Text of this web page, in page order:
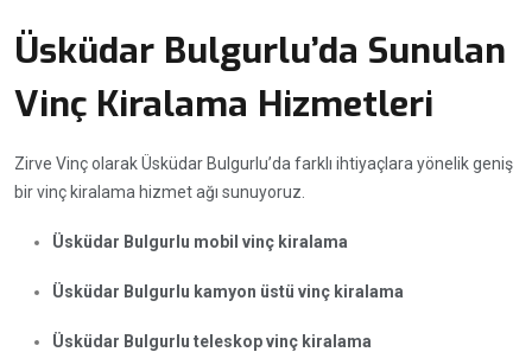
Üsküdar Bulgurlu’da Sunulan
Vinç Kiralama Hizmetleri
Zirve Vinç olarak Üsküdar Bulgurlu’da farklı ihtiyaçlara yönelik geniş
bir vinç kiralama hizmet ağı sunuyoruz.
Üsküdar Bulgurlu mobil vinç kiralama
Üsküdar Bulgurlu kamyon üstü vinç kiralama
Üsküdar Bulgurlu teleskop vinç kiralama